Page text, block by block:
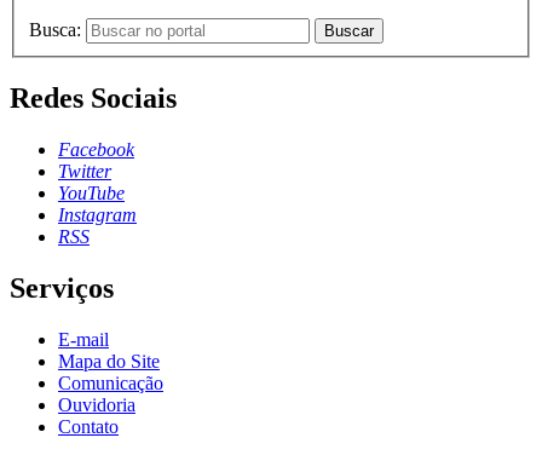
Busca: Buscar
Redes Sociais
Facebook
Twitter
YouTube
Instagram
RSS
Serviços
E-mail
Mapa do Site
Comunicação
Ouvidoria
Contato